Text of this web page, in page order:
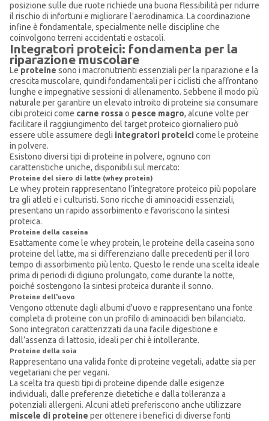
posizione sulle due ruote richiede una buona flessibilità per ridurre
il rischio di infortuni e migliorare l'aerodinamica. La coordinazione
infine è fondamentale, specialmente nelle discipline che
coinvolgono terreni accidentati e ostacoli.
Integratori proteici: fondamenta per la
riparazione muscolare
Le proteine sono i macronutrienti essenziali per la riparazione e la
crescita muscolare, quindi fondamentali per i ciclisti che affrontano
lunghe e impegnative sessioni di allenamento. Sebbene il modo più
naturale per garantire un elevato introito di proteine sia consumare
cibi proteici come carne rossa o pesce magro, alcune volte per
facilitare il raggiungimento del target proteico giornaliero può
essere utile assumere degli integratori proteici come le proteine
in polvere.
Esistono diversi tipi di proteine in polvere, ognuno con
caratteristiche uniche, disponibili sul mercato:
Proteine del siero di latte (whey protein)
Le whey protein rappresentano l’integratore proteico più popolare
tra gli atleti e i culturisti. Sono ricche di aminoacidi essenziali,
presentano un rapido assorbimento e favoriscono la sintesi
proteica.
Proteine della caseina
Esattamente come le whey protein, le proteine della caseina sono
proteine del latte, ma si differenziano dalle precedenti per il loro
tempo di assorbimento più lento. Questo le rende una scelta ideale
prima di periodi di digiuno prolungato, come durante la notte,
poiché sostengono la sintesi proteica durante il sonno.
Proteine dell'uovo
Vengono ottenute dagli albumi d'uovo e rappresentano una fonte
completa di proteine con un profilo di aminoacidi ben bilanciato.
Sono integratori caratterizzati da una facile digestione e
dall’assenza di lattosio, ideali per chi è intollerante.
Proteine della soia
Rappresentano una valida fonte di proteine vegetali, adatte sia per
vegetariani che per vegani.
La scelta tra questi tipi di proteine dipende dalle esigenze
individuali, dalle preferenze dietetiche e dalla tolleranza a
potenziali allergeni. Alcuni atleti preferiscono anche utilizzare
miscele di proteine per ottenere i benefici di diverse fonti